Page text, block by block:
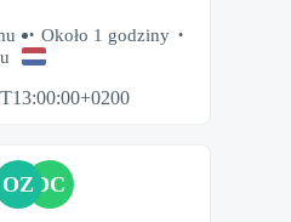
Około 1 godziny
OZ DC